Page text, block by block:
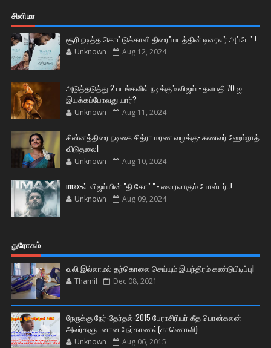
சினிமா
சூரி நடித்த கொட்டுக்காளி திரைப்படத்தின் டிரைலர் அப்டேட்!
Unknown Aug 12, 2024
அடுத்தடுத்து 2 படங்களில் நடிக்கும் விஜய் - தளபதி 70 ஐ
இயக்கப்போவது யார்?
Unknown Aug 11, 2024
சின்னத்திரை நடிகை சித்ரா மரண வழக்கு- கணவர் ஹேம்நாத்
விடுதலை!
Unknown Aug 10, 2024
imax-ல் விஜய்யின் "தி கோட்" - வைரலாகும் போஸ்டர்..!
Unknown Aug 09, 2024
துரோகம்
வலி இல்லாமல் தற்கொலை செய்யும் இயந்திரம் கண்டுபிடிப்பு!
Thamil Dec 08, 2021
நேருக்கு நேர்-தேர்தல்-2015 பேராசிரியர் கீத பொன்கலன்
அவர்களுடனான நேர்காணல்(காணொளி)
Unknown Aug 06, 2015